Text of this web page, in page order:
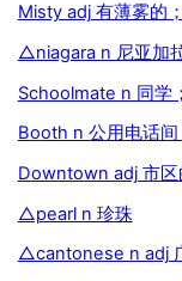
Misty adj 有薄雾的
△niagara n 尼亚加
Schoolmate n 同学
Booth n 公用电话
Downtown adj 市区
△pearl n 珍珠
△cantonese n adj